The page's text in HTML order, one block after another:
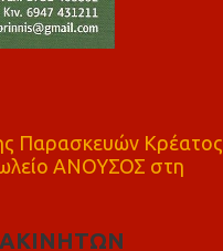
Παρασκευών Κρέατος
ΑΝΟΥΣΟΣ στη
ΑΚΙΝΗΤΩΝ